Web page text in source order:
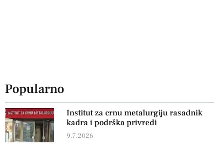
Popularno
Institut za crnu metalurgiju rasadnik
kadra i podrška privredi
9.7.2026